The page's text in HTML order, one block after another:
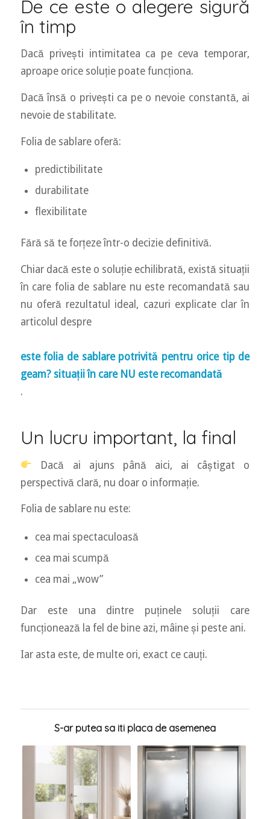
De ce este o alegere sigură
în timp
Dacă privești intimitatea ca pe ceva temporar,
aproape orice soluție poate funcționa.
Dacă însă o privești ca pe o nevoie constantă, ai
nevoie de stabilitate.
Folia de sablare oferă:
predictibilitate
durabilitate
flexibilitate
Fără să te forțeze într-o decizie definitivă.
Chiar dacă este o soluție echilibrată, există situații
în care folia de sablare nu este recomandată sau
nu oferă rezultatul ideal, cazuri explicate clar în
articolul despre
este folia de sablare potrivită pentru orice tip de
geam? situații în care NU este recomandată
.
Un lucru important, la final
Dacă ai ajuns până aici, ai câștigat o
perspectivă clară, nu doar o informație.
Folia de sablare nu este:
cea mai spectaculoasă
cea mai scumpă
cea mai „wow”
Dar este una dintre puținele soluții care
funcționează la fel de bine azi, mâine și peste ani.
Iar asta este, de multe ori, exact ce cauți.
S-ar putea sa iti placa de asemenea